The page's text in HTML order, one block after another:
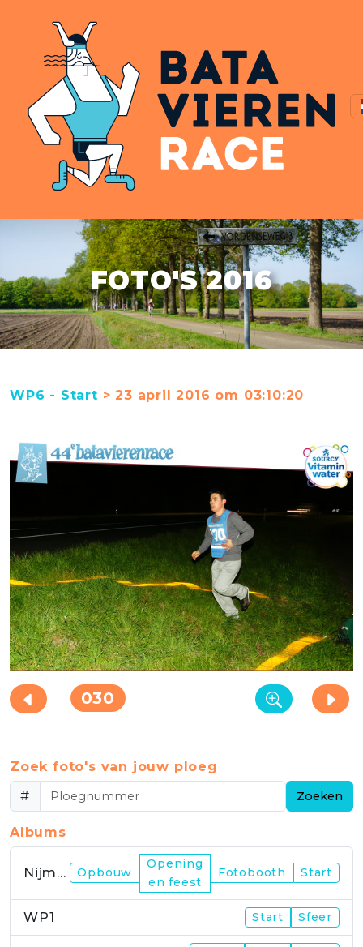
FOTO'S 2016
WP6 - Start > 23 april 2016 om 03:10:20
030
Zoek foto's van jouw ploeg
#
Zoeken
Albums
Nijmegen Opbouw
Opening
en feest
Fotobooth Start
WP1 Start Sfeer